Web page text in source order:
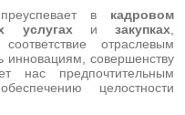
в кадровом
услугахи закупках
отраслевым
инновациям, совершенству
нас предпочтительным
целостности